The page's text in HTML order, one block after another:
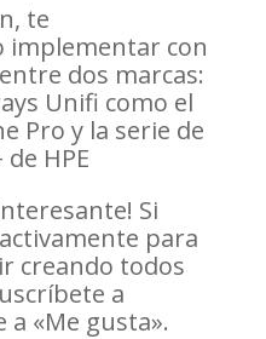
te
implementar con
dos marcas:
Unifi como el
Pro y la serie de
HPE
Si
para
creando todos
a
a «Me gusta».